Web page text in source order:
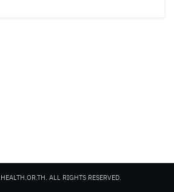
ALL RIGHTS RESERVED.